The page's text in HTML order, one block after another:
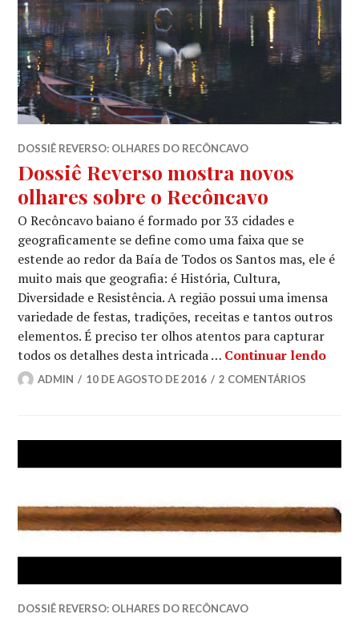
DOSSIÊ REVERSO: OLHARES DO RECÔNCAVO
Dossiê Reverso mostra novos
olhares sobre o Recôncavo
O Recôncavo baiano é formado por 33 cidades e
geograficamente se define como uma faixa que se
estende ao redor da Baía de Todos os Santos mas, ele é
muito mais que geografia: é História, Cultura,
Diversidade e Resistência. A região possui uma imensa
variedade de festas, tradições, receitas e tantos outros
elementos. É preciso ter olhos atentos para capturar
todos os detalhes desta intricada … Continuar lendo
ADMIN 10 DE AGOSTO DE 2016 2 COMENTÁRIOS
DOSSIÊ REVERSO: OLHARES DO RECÔNCAVO